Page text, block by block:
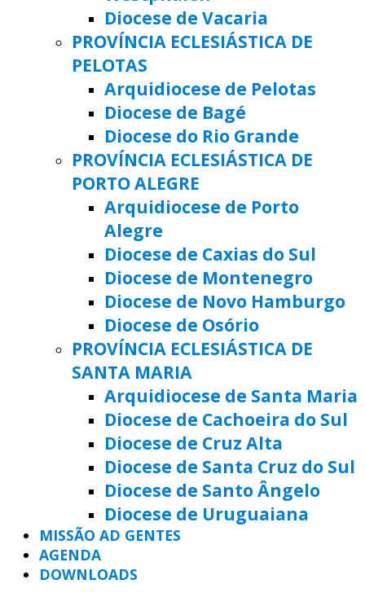
Diocese de Vacaria
PROVÍNCIA ECLESIÁSTICA DE
PELOTAS
Arquidiocese de Pelotas
Diocese de Bagé
Diocese do Rio Grande
PROVÍNCIA ECLESIÁSTICA DE
PORTO ALEGRE
Arquidiocese de Porto
Alegre
Diocese de Caxias do Sul
Diocese de Montenegro
Diocese de Novo Hamburgo
Diocese de Osório
PROVÍNCIA ECLESIÁSTICA DE
SANTA MARIA
Arquidiocese de Santa Maria
Diocese de Cachoeira do Sul
Diocese de Cruz Alta
Diocese de Santa Cruz do Sul
Diocese de Santo Ângelo
Diocese de Uruguaiana
MISSÃO AD GENTES
AGENDA
DOWNLOADS